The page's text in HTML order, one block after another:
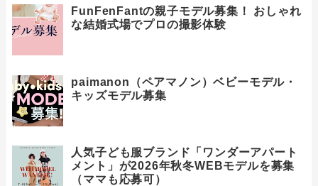
FunFenFantの親子モデル募集！ おしゃれ
な結婚式場でプロの撮影体験
paimanon（ペアマノン）ベビーモデル・
キッズモデル募集
人気子ども服ブランド「ワンダーアパート
メント」が2026年秋冬WEBモデルを募集
（ママも応募可）